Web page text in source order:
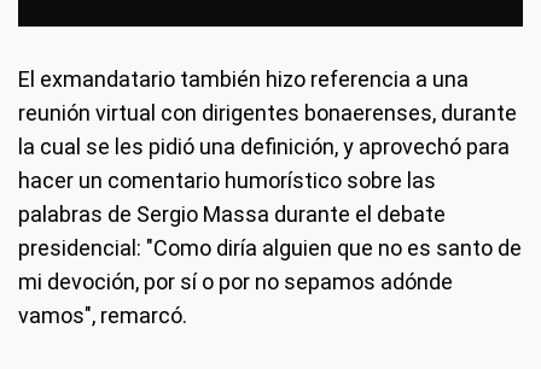
El exmandatario también hizo referencia a una
reunión virtual con dirigentes bonaerenses, durante
la cual se les pidió una definición, y aprovechó para
hacer un comentario humorístico sobre las
palabras de Sergio Massa durante el debate
presidencial: "Como diría alguien que no es santo de
mi devoción, por sí o por no sepamos adónde
vamos", remarcó.